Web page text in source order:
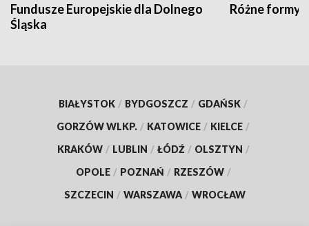
Fundusze Europejskie dla Dolnego
Śląska
Różne formy
BIAŁYSTOK / BYDGOSZCZ / GDAŃSK /
GORZÓW WLKP. / KATOWICE / KIELCE /
KRAKÓW / LUBLIN / ŁÓDŹ / OLSZTYN /
OPOLE / POZNAŃ / RZESZÓW /
SZCZECIN / WARSZAWA / WROCŁAW